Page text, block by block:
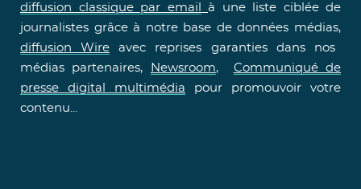
diffusion classique par email
à une liste ciblée de
journalistes grâce à notre base de données médias,
diffusion Wire avec reprises garanties dans nos
médias partenaires,
Newsroom, Communiqué de
presse digital multimédia pour promouvoir votre
contenu...